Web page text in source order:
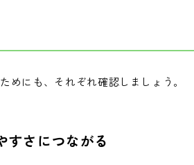
めにも、それぞれ確認しましょう。
さにつながる